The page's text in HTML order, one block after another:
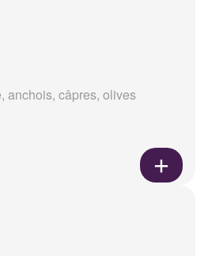
anchois, câpres, olives